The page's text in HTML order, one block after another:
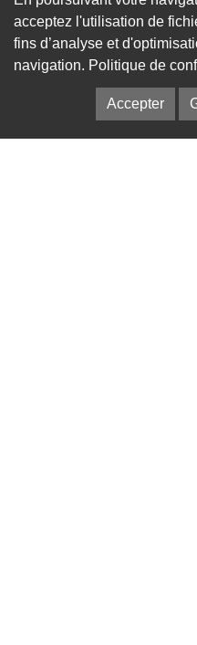
Accessoires
Adaptateurs
acceptez l'utilisation de
fins d’analyse et
navigation. Politique de
Accepter